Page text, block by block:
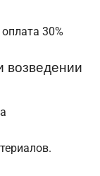
30%
возведении